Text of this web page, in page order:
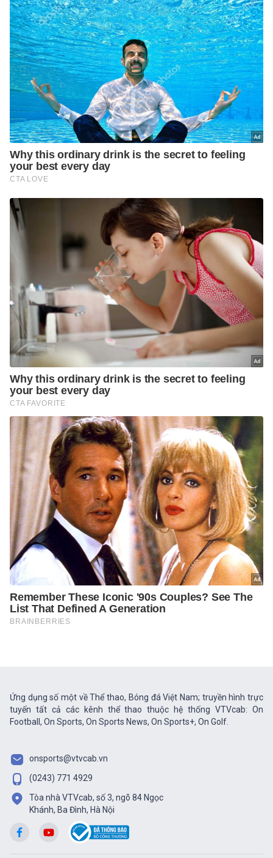
Ứng dụng số một về Thể thao, Bóng đá Việt Nam; truyền hình trực
tuyến tất cả các kênh thể thao thuộc hệ thống VTVcab: On
Football, On Sports, On Sports News, On Sports+, On Golf.
onsports@vtvcab.vn
(0243) 771 4929
Tòa nhà VTVcab, số 3, ngõ 84 Ngọc
Khánh, Ba Đình, Hà Nội